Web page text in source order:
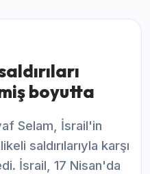
boyutta
Selam, İsrail'in
saldırılarıyla karşı
İsrail, 17 Nisan'da